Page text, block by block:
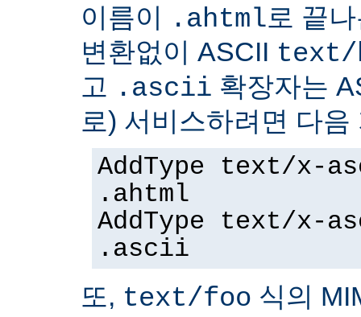
이름이 .ahtml로 끝
변환없이 ASCII text/
고 .ascii 확장자는
로) 서비스하려면 다
AddType text/x-
.ahtml
AddType text/x-
.ascii
또, text/foo 식의